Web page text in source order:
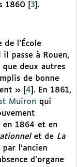
1860
3 .
l’École
passe à Rouen,
deux autres
de bonne
»
4 . En 1861,
Muiron qui
en 1864 et en
et de La
l’ancien
d’organe